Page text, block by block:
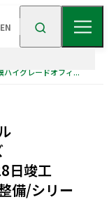
トップメッセージ
会社概要
EN
日竣工
備/シリー